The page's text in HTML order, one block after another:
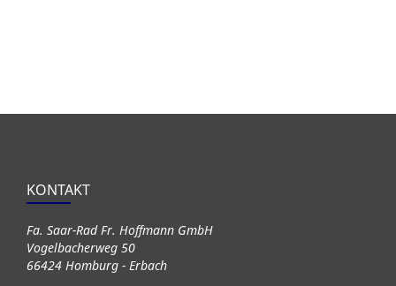
KONTAKT
Fa. Saar-Rad Fr. Hoffmann GmbH
Vogelbacherweg 50
66424 Homburg - Erbach